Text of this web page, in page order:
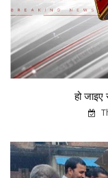
हो जाइए